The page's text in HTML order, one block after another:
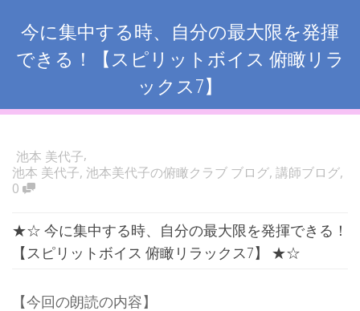
今に集中する時、自分の最大限を発揮
できる！【スピリットボイス 俯瞰リラ
ックス7】
池本 美代子,
池本 美代子, 池本美代子の俯瞰クラブ ブログ, 講師ブログ,
0
★☆ 今に集中する時、自分の最大限を発揮できる！
【スピリットボイス 俯瞰リラックス7】 ★☆
【今回の朗読の内容】